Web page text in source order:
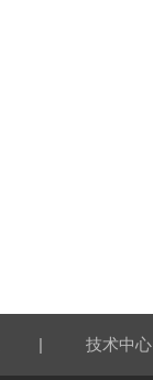
| 技术中心